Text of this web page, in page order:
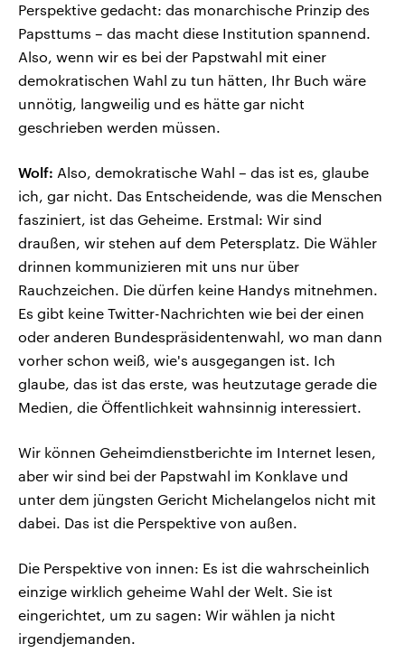
Perspektive gedacht: das monarchische Prinzip des
Papsttums – das macht diese Institution spannend.
Also, wenn wir es bei der Papstwahl mit einer
demokratischen Wahl zu tun hätten, Ihr Buch wäre
unnötig, langweilig und es hätte gar nicht
geschrieben werden müssen.
Wolf: Also, demokratische Wahl – das ist es, glaube
ich, gar nicht. Das Entscheidende, was die Menschen
fasziniert, ist das Geheime. Erstmal: Wir sind
draußen, wir stehen auf dem Petersplatz. Die Wähler
drinnen kommunizieren mit uns nur über
Rauchzeichen. Die dürfen keine Handys mitnehmen.
Es gibt keine Twitter-Nachrichten wie bei der einen
oder anderen Bundespräsidentenwahl, wo man dann
vorher schon weiß, wie's ausgegangen ist. Ich
glaube, das ist das erste, was heutzutage gerade die
Medien, die Öffentlichkeit wahnsinnig interessiert.
Wir können Geheimdienstberichte im Internet lesen,
aber wir sind bei der Papstwahl im Konklave und
unter dem jüngsten Gericht Michelangelos nicht mit
dabei. Das ist die Perspektive von außen.
Die Perspektive von innen: Es ist die wahrscheinlich
einzige wirklich geheime Wahl der Welt. Sie ist
eingerichtet, um zu sagen: Wir wählen ja nicht
irgendjemanden.